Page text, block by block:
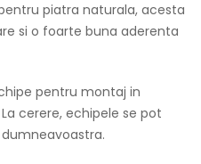
piatra naturala, acesta
si o foarte buna aderenta
pentru montaj in
cerere, echipele se pot